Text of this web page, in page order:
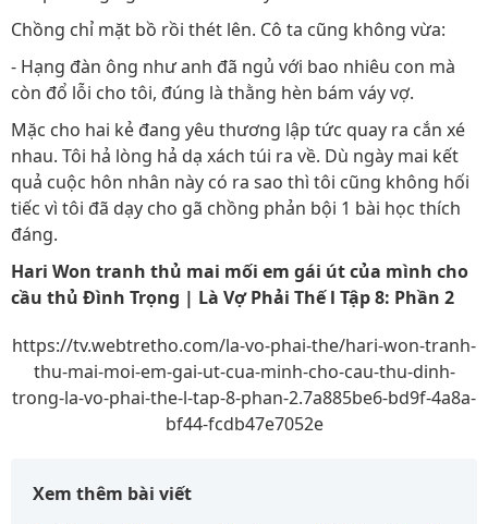
Chồng chỉ mặt bồ rồi thét lên. Cô ta cũng không vừa:
- Hạng đàn ông như anh đã ngủ với bao nhiêu con mà
còn đổ lỗi cho tôi, đúng là thằng hèn bám váy vợ.
Mặc cho hai kẻ đang yêu thương lập tức quay ra cắn xé
nhau. Tôi hả lòng hả dạ xách túi ra về. Dù ngày mai kết
quả cuộc hôn nhân này có ra sao thì tôi cũng không hối
tiếc vì tôi đã dạy cho gã chồng phản bội 1 bài học thích
đáng.
Hari Won tranh thủ mai mối em gái út của mình cho
cầu thủ Đình Trọng | Là Vợ Phải Thế l Tập 8: Phần 2
https://tv.webtretho.com/la-vo-phai-the/hari-won-tranh-
thu-mai-moi-em-gai-ut-cua-minh-cho-cau-thu-dinh-
trong-la-vo-phai-the-l-tap-8-phan-2.7a885be6-bd9f-4a8a-
bf44-fcdb47e7052e
Xem thêm bài viết